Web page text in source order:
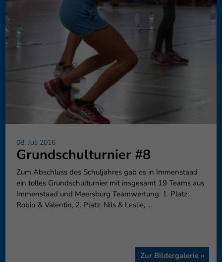
08. Juli 2016
Grundschulturnier #8
Zum Abschluss des Schuljahres gab es in Immenstaad
ein tolles Grundschulturnier mit insgesamt 19 Teams aus
Immenstaad und Meersburg Teamwertung: 1. Platz:
Robin & Valentin, 2. Platz: Nils & Leslie, ...
Zur Bildergalerie »